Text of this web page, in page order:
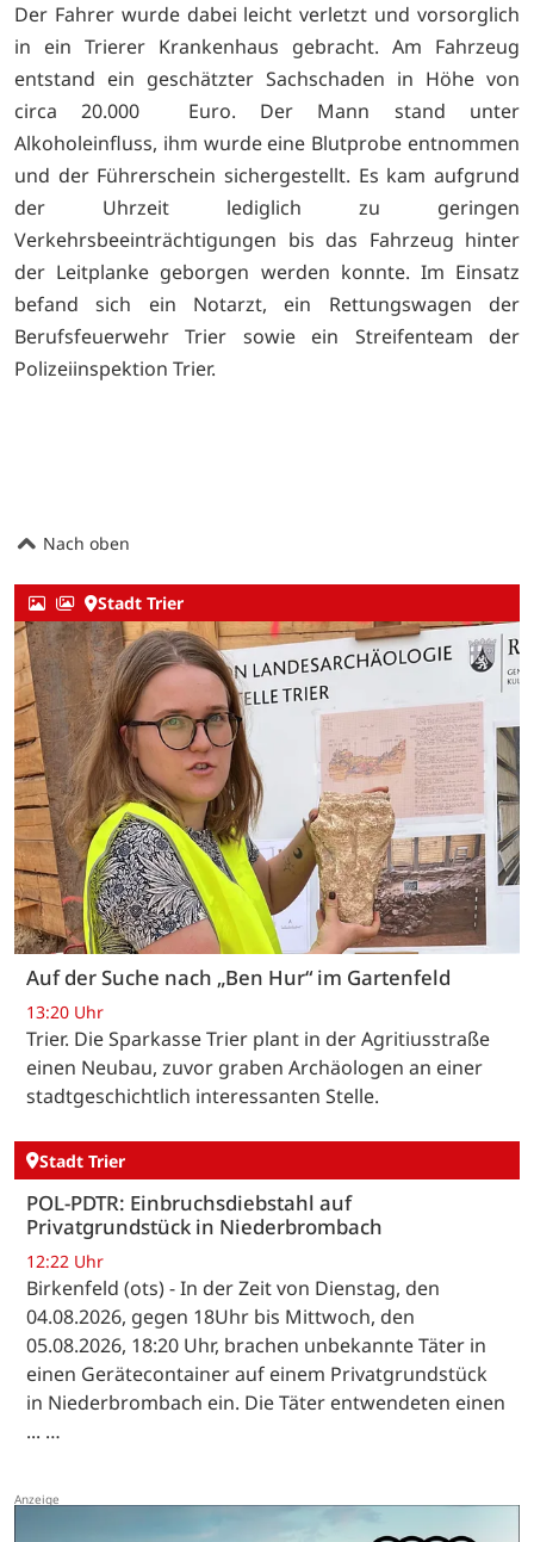
Der Fahrer wurde dabei leicht verletzt und vorsorglich
in ein Trierer Krankenhaus gebracht. Am Fahrzeug
entstand ein geschätzter Sachschaden in Höhe von
circa 20.000 Euro. Der Mann stand unter
Alkoholeinfluss, ihm wurde eine Blutprobe entnommen
und der Führerschein sichergestellt. Es kam aufgrund
der Uhrzeit lediglich zu geringen
Verkehrsbeeinträchtigungen bis das Fahrzeug hinter
der Leitplanke geborgen werden konnte. Im Einsatz
befand sich ein Notarzt, ein Rettungswagen der
Berufsfeuerwehr Trier sowie ein Streifenteam der
Polizeiinspektion Trier.
Nach oben
Stadt Trier
Auf der Suche nach „Ben Hur“ im Gartenfeld
13:20 Uhr
Trier. Die Sparkasse Trier plant in der Agritiusstraße
einen Neubau, zuvor graben Archäologen an einer
stadtgeschichtlich interessanten Stelle.
Stadt Trier
POL-PDTR: Einbruchsdiebstahl auf
Privatgrundstück in Niederbrombach
12:22 Uhr
Birkenfeld (ots) - In der Zeit von Dienstag, den
04.08.2026, gegen 18Uhr bis Mittwoch, den
05.08.2026, 18:20 Uhr, brachen unbekannte Täter in
einen Gerätecontainer auf einem Privatgrundstück
in Niederbrombach ein. Die Täter entwendeten einen
... …